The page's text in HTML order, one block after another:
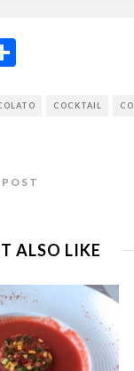
COCKTAIL
ALSO LIKE